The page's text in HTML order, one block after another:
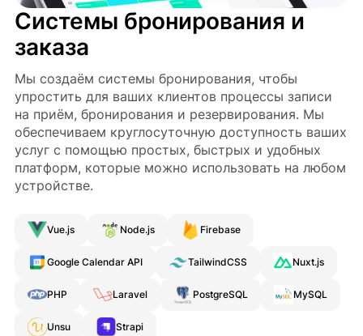
Системы бронирования и
заказа
Мы создаём системы бронирования, чтобы
упростить для ваших клиентов процессы записи
на приём, бронирования и резервирования. Мы
обеспечиваем круглосуточную доступность ваших
услуг с помощью простых, быстрых и удобных
платформ, которые можно использовать на любом
устройстве.
Vue.js Node.js Firebase
Google Calendar API TailwindCSS Nuxt.js
PHP Laravel PostgreSQL MySQL
Unsu Strapi